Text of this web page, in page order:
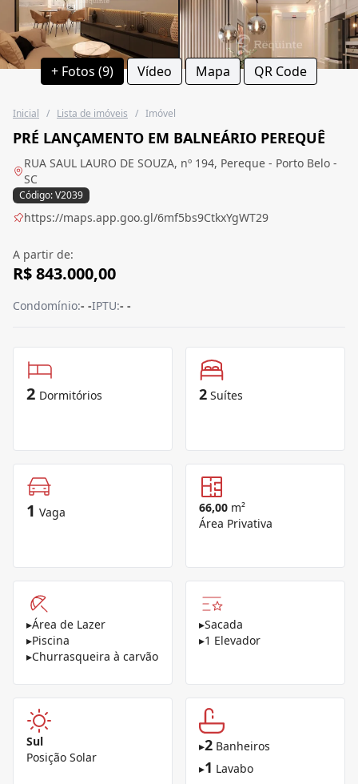
+ Fotos (9) Vídeo Mapa QR Code
Inicial / Lista de imóveis / Imóvel
PRÉ LANÇAMENTO EM BALNEÁRIO PEREQUÊ
RUA SAUL LAURO DE SOUZA, nº 194, Pereque - Porto Belo -
SC
Código: V2039
https://maps.app.goo.gl/6mf5bs9CtkxYgWT29
A partir de:
R$ 843.000,00
Condomínio:- -IPTU:- -
2 Dormitórios 2 Suítes
1 Vaga 66,00 m²
Área Privativa
▸Área de Lazer
▸Piscina
▸Churrasqueira à carvão
▸Sacada
▸1 Elevador
Sul
Posição Solar
▸2 Banheiros
▸1 Lavabo